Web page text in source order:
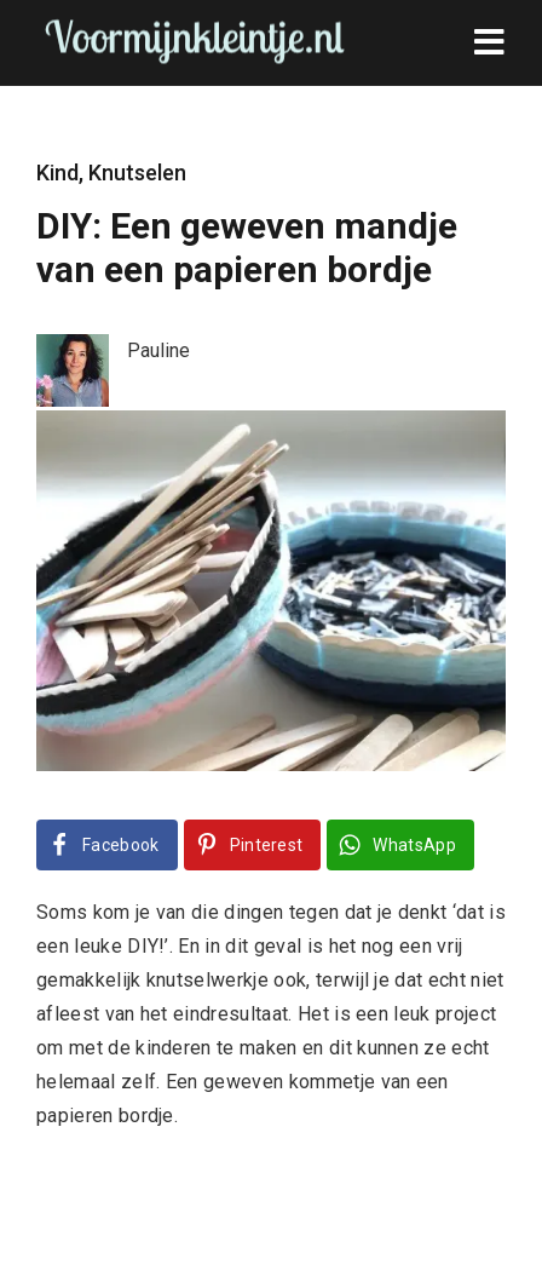
Kind, Knutselen
DIY: Een geweven mandje
van een papieren bordje
Pauline
Facebook Pinterest WhatsApp
Soms kom je van die dingen tegen dat je denkt ‘dat is
een leuke DIY!’. En in dit geval is het nog een vrij
gemakkelijk knutselwerkje ook, terwijl je dat echt niet
afleest van het eindresultaat. Het is een leuk project
om met de kinderen te maken en dit kunnen ze echt
helemaal zelf. Een geweven kommetje van een
papieren bordje.